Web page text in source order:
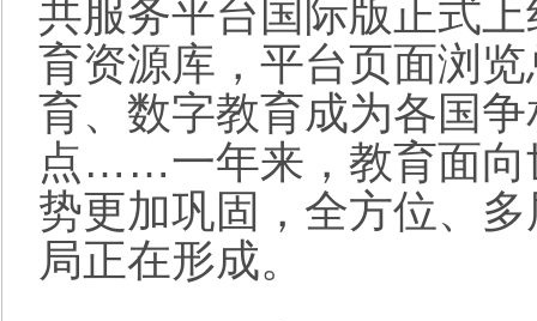
共服务平台国际版正式
育资源库，平台页面浏
育、数字教育成为各国
点……一年来，教育面向
势更加巩固，全方位、
局正在形成。